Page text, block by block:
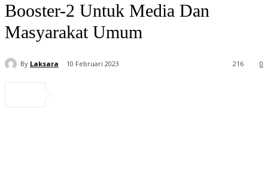
Booster-2 Untuk Media Dan
Masyarakat Umum
By Laksara 10 Februari 2023 0
216